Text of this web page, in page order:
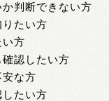
判断できない方
たい方
い方
認したい方
な方
たい方